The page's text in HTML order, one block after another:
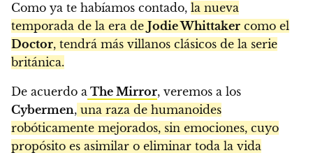
Como ya te habíamos contado, la nueva
temporada de la era de Jodie Whittaker como el
Doctor, tendrá más villanos clásicos de la serie
británica.
De acuerdo a The Mirror, veremos a los
Cybermen, una raza de humanoides
robóticamente mejorados, sin emociones, cuyo
propósito es asimilar o eliminar toda la vida